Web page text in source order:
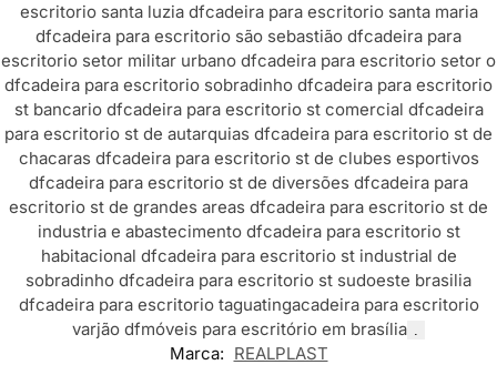
escritorio santa luzia dfcadeira para escritorio santa maria
dfcadeira para escritorio são sebastião dfcadeira para
escritorio setor militar urbano dfcadeira para escritorio setor o
dfcadeira para escritorio sobradinho dfcadeira para escritorio
st bancario dfcadeira para escritorio st comercial dfcadeira
para escritorio st de autarquias dfcadeira para escritorio st de
chacaras dfcadeira para escritorio st de clubes esportivos
dfcadeira para escritorio st de diversões dfcadeira para
escritorio st de grandes areas dfcadeira para escritorio st de
industria e abastecimento dfcadeira para escritorio st
habitacional dfcadeira para escritorio st industrial de
sobradinho dfcadeira para escritorio st sudoeste brasilia
dfcadeira para escritorio taguatingacadeira para escritorio
varjão dfmóveis para escritório em brasília
Marca: REALPLAST